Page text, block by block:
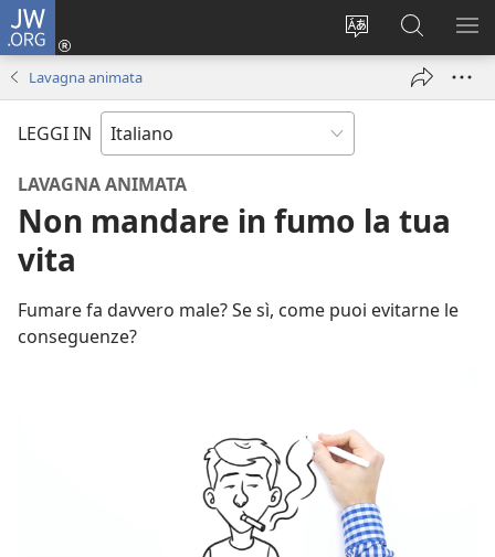
JW.ORG
Modificare
Accedi
(apre
finestra)
Cerca
in
JW.ORG
Lavagna animata
LEGGI IN
LAVAGNA ANIMATA
Non mandare in fumo la tua
vita
Fumare fa davvero male? Se sì, come puoi evitarne le
conseguenze?